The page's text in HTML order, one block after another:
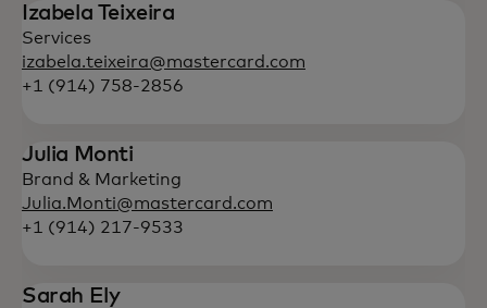
Izabela Teixeira
Services
izabela.teixeira@mastercard.com
+1 (914) 758-2856
Julia Monti
Brand & Marketing
Julia.Monti@mastercard.com
+1 (914) 217-9533
Sarah Ely